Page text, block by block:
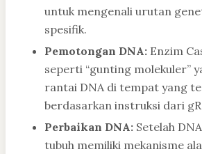
untuk mengenali urutan
spesifik.
Pemotongan DNA: Enzim
seperti “gunting molekuler”
rantai DNA di tempat yang
berdasarkan instruksi dari
Perbaikan DNA: Setelah
tubuh memiliki mekanisme